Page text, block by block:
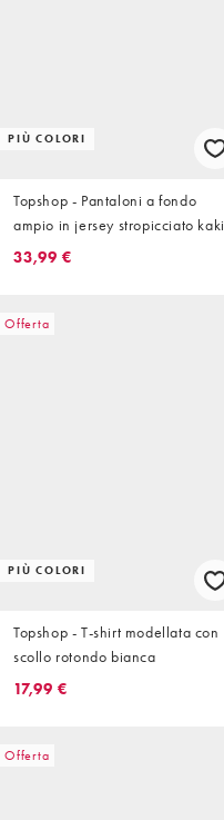
PIÙ COLORI
Topshop - Pantaloni a fondo
ampio in jersey stropicciato kaki
33,99 €
Offerta
PIÙ COLORI
Topshop - T-shirt modellata con
scollo rotondo bianca
17,99 €
Offerta